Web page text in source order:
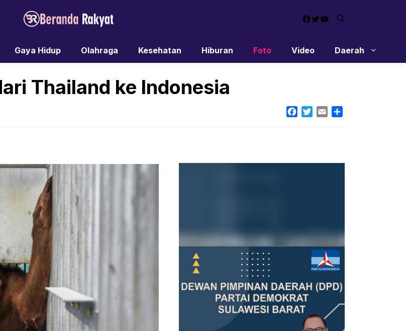
Facebook
Twitter
YouTube
Gaya Hidup Olahraga Kesehatan Hiburan Foto Video Daerah
Thailand ke Indonesia
Facebook
TwitterEmail